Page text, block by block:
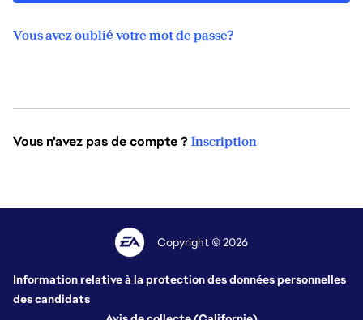
Vous avez oublié votre mot de passe?
Vous n'avez pas de compte ? Inscription
Copyright © 2026
Information relative à la protection des données personnelles
des candidats